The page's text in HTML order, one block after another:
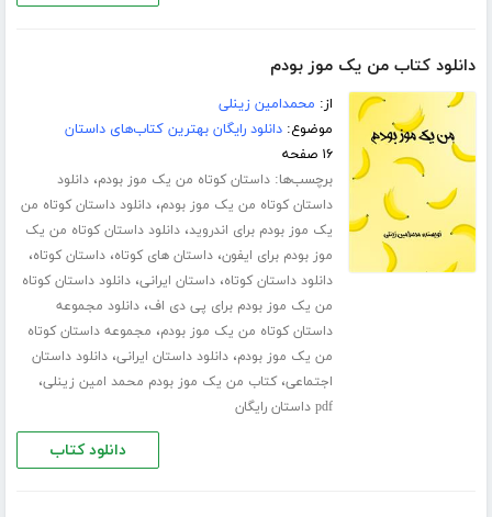
دانلود کتاب من یک موز بودم
از: محمدامین زینلی
موضوع:دانلود رایگان بهترین کتاب‌های داستان
۱۶ صفحه
برچسب‌ها:داستان کوتاه من یک موز بودم،دانلود
داستان کوتاه من یک موز بودم،دانلود داستان کوتاه من
یک موز بودم برای اندروید،دانلود داستان کوتاه من یک
موز بودم برای ایفون،داستان های کوتاه،داستان کوتاه،
دانلود داستان کوتاه،داستان ایرانی،دانلود داستان کوتاه
من یک موز بودم برای پی دی اف،دانلود مجموعه
داستان کوتاه من یک موز بودم، مجموعه داستان کوتاه
من یک موز بودم،دانلود داستان ایرانی،دانلود داستان
اجتماعی،کتاب من یک موز بودم محمد امین زینلی،
pdf داستان رایگان
دانلود کتاب